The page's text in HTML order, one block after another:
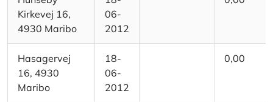
Kirkevej 16,
4930 Maribo
06-
2012
Hasagervej
16, 4930
Maribo
18-
06-
2012
0,00